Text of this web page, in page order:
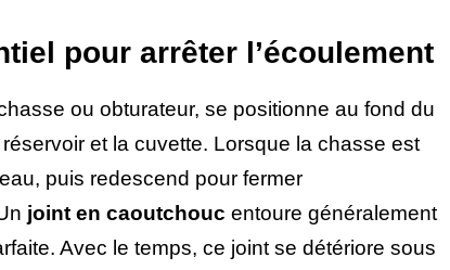
pour arrêter l’écoulement
ou obturateur, se positionne au fond du
et la cuvette. Lorsque la chasse est
puis redescend pour fermer
joint en caoutchouc entoure généralement
Avec le temps, ce joint se détériore sous